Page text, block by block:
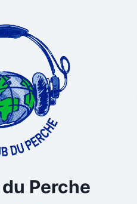
Perche